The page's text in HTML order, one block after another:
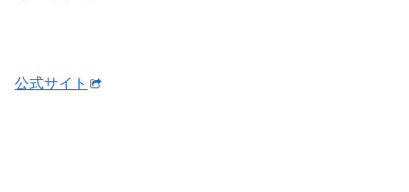
公式サイト